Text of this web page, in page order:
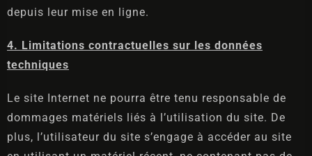
depuis leur mise en ligne.
4. Limitations contractuelles sur les données
techniques
Le site Internet ne pourra être tenu responsable de
dommages matériels liés à l’utilisation du site. De
plus, l’utilisateur du site s’engage à accéder au site